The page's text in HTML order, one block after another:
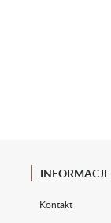
INFORMACJE
Kontakt